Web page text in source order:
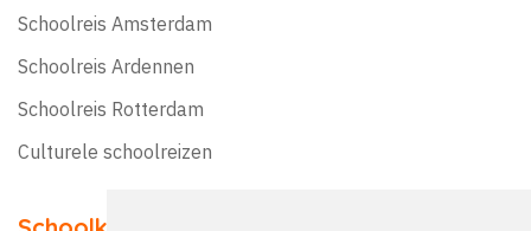
Schoolreis Amsterdam
Schoolreis Ardennen
Schoolreis Rotterdam
Culturele schoolreizen